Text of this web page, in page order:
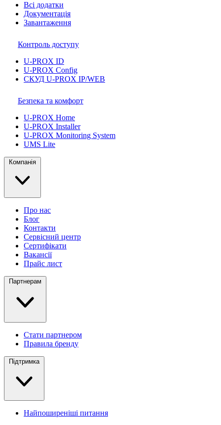
Всі додатки
Документація
Завантаження
Контроль доступу
U-PROX ID
U-PROX Config
СКУД U-PROX IP/WEB
Безпека та комфорт
U-PROX Home
U-PROX Installer
U-PROX Monitoring System
UMS Lite
Компанія
Про нас
Блог
Контакти
Сервісний центр
Сертифікати
Вакансії
Прайс лист
Партнерам
Стати партнером
Правила бренду
Підтримка
Найпоширеніші питання